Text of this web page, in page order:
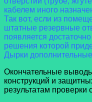
кабелем иного
Так вот, если из
штатные резервные
появляется
решения которой
Дырки
Окончательные
конструкций и
результатам проверки